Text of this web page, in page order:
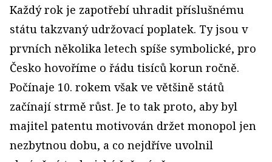
Každý rok je zapotřebí uhradit příslušnému
státu takzvaný udržovací poplatek. Ty jsou v
prvních několika letech spíše symbolické, pro
Česko hovoříme o řádu tisíců korun ročně.
Počínaje 10. rokem však ve většině států
začínají strmě růst. Je to tak proto, aby byl
majitel patentu motivován držet monopol jen
nezbytnou dobu, a co nejdříve uvolnil